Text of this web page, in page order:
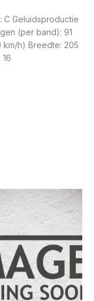
C Geluidsproductie
(per band): 91
km/h) Breedte: 205